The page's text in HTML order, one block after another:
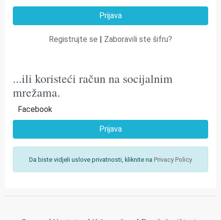
Registrujte se | Zaboravili ste šifru?
...ili koristeći račun na socijalnim
mrežama.
Facebook
Prijava
Da biste vidjeli uslove privatnosti, kliknite na Privacy Policy